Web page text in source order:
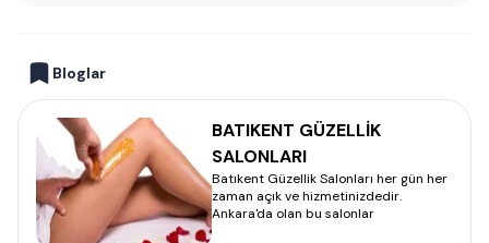
Bloglar
BATIKENT GÜZELLİK
SALONLARI
Batıkent Güzellik Salonları her gün her
zaman açık ve hizmetinizdedir.
Ankara'da olan bu salonlar